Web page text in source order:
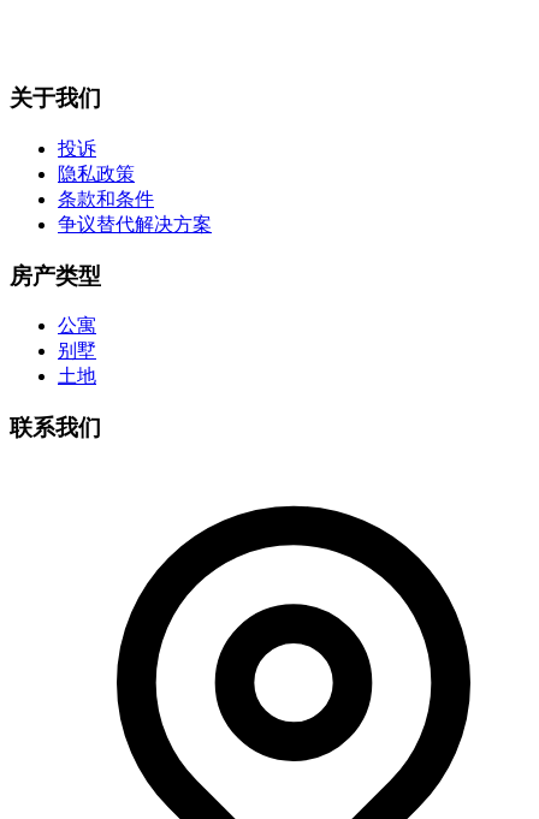
关于我们
投诉
隐私政策
条款和条件
争议替代解决方案
房产类型
公寓
别墅
土地
联系我们